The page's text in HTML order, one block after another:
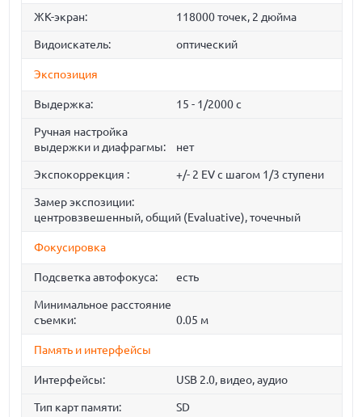
ЖК-экран: 118000 точек, 2 дюйма
Видоискатель: оптический
Экспозиция
Выдержка: 15 - 1/2000 с
Ручная настройка
выдержки и диафрагмы:
нет
Экспокоррекция : +/- 2 EV с шагом 1/3 ступени
Замер экспозиции:
центровзвешенный, общий (Evaluative), точечный
Фокусировка
Подсветка автофокуса: есть
Минимальное расстояние
съемки:
0.05 м
Память и интерфейсы
Интерфейсы: USB 2.0, видео, аудио
Тип карт памяти: SD